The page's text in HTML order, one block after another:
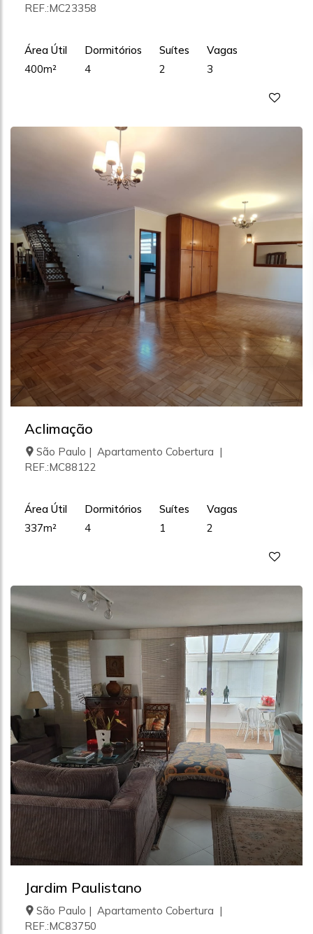
REF.:MC23358
Área Útil
400m²
Dormitórios
4
Suítes
2
Vagas
3
Aclimação
São Paulo | Apartamento Cobertura |
REF.:MC88122
Área Útil
337m²
Dormitórios
4
Suítes
1
Vagas
2
Jardim Paulistano
São Paulo | Apartamento Cobertura |
REF.:MC83750